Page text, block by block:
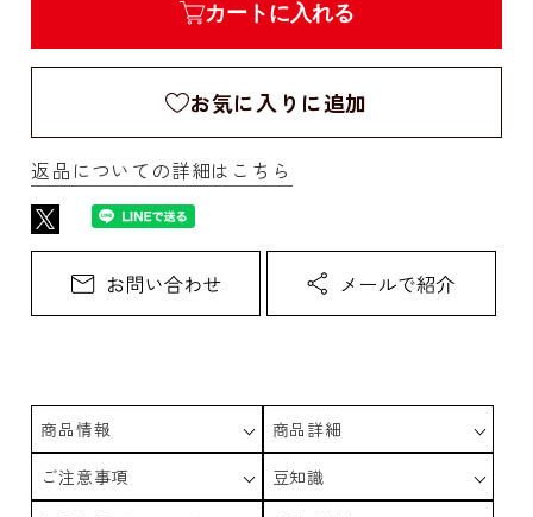
カートに入れる
お気に入りに追加
返品についての詳細はこちら
商品情報
商品詳細
ご注意事項
豆知識